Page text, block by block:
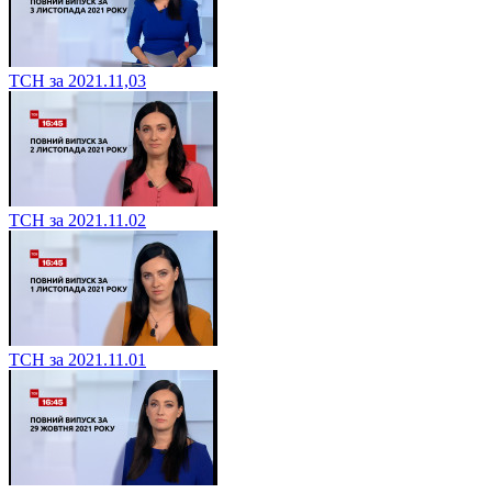
ТСН за 2021.11,03
ТСН за 2021.11.02
ТСН за 2021.11.01